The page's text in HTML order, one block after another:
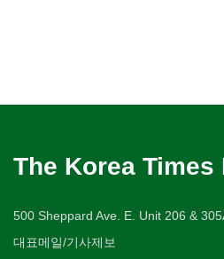
The Korea Times
500 Sheppard Ave. E. Unit 206 &
대표메일/기사제보